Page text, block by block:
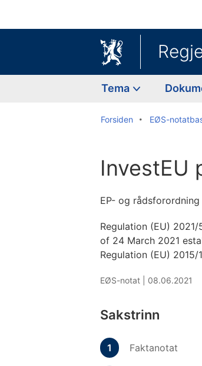
Tema
Forsiden EØS-
InvestEU
EP- og
Regulation (EU)
of 24 March 2021
Regulation (EU) 2015/
EØS-notat | 08.06.2021
Sakstrinn
Faktanotat